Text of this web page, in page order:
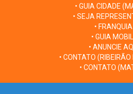
• GUIA CIDADE
• SEJA
• FRANQUIA
• GUIA
• ANUNCIE
• CONTATO
• CONTATO